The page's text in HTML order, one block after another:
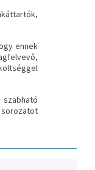
,
ennek
szabható